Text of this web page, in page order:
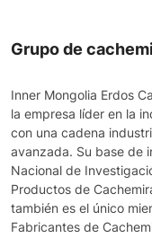
Grupo de
Inner Mongolia Erdos
la empresa líder en la
con una cadena
avanzada. Su base de
Nacional de
Productos de
también es el único
Fabricantes de